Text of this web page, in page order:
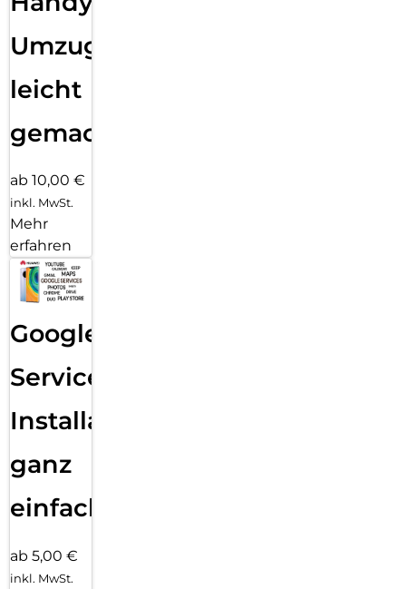
Umzug
leicht
gemacht!
ab 10,00 €
inkl. MwSt.
Mehr
erfahren
Google
Services
Installation
ganz
einfach
ab 5,00 €
inkl. MwSt.